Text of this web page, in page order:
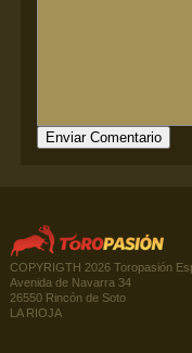
COPYRIGTH 2026 Toropasión
Avenida de Navarra 34
26550 Rincón de Soto
LA RIOJA